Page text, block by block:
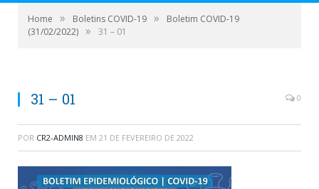
Home » Boletins COVID-19 »
Boletim COVID-19
(31/02/2022) » 31 – 01
31 – 01 0
POR CR2-ADMIN8 EM 21 DE FEVEREIRO DE 2022